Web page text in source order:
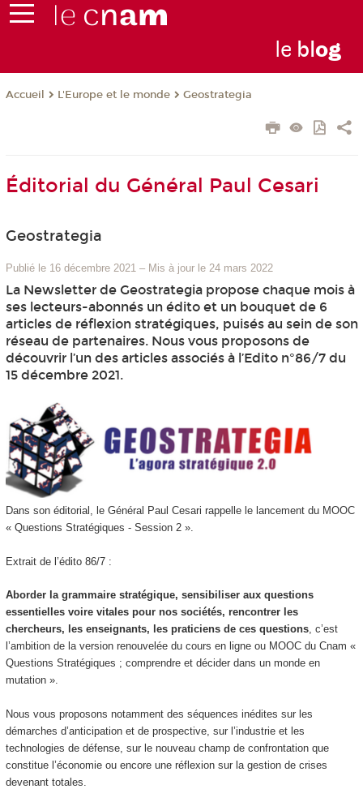
le blog
Accueil L'Europe et le monde Geostrategia
Éditorial du Général Paul Cesari
Geostrategia
Publié le 16 décembre 2021 – Mis à jour le 24 mars 2022
La Newsletter de Geostrategia propose chaque mois à
ses lecteurs-abonnés un édito et un bouquet de 6
articles de réflexion stratégiques, puisés au sein de son
réseau de partenaires. Nous vous proposons de
découvrir l’un des articles associés à l’Edito n°86/7 du
15 décembre 2021.
Dans son éditorial, le Général Paul Cesari rappelle le lancement du MOOC
« Questions Stratégiques - Session 2 ».
Extrait de l’édito 86/7 :
Aborder la grammaire stratégique, sensibiliser aux questions
essentielles voire vitales pour nos sociétés, rencontrer les
chercheurs, les enseignants, les praticiens de ces questions, c’est
l’ambition de la version renouvelée du cours en ligne ou MOOC du Cnam «
Questions Stratégiques ; comprendre et décider dans un monde en
mutation ».
Nous vous proposons notamment des séquences inédites sur les
démarches d’anticipation et de prospective, sur l’industrie et les
technologies de défense, sur le nouveau champ de confrontation que
constitue l’économie ou encore une réflexion sur la gestion de crises
devenant totales.